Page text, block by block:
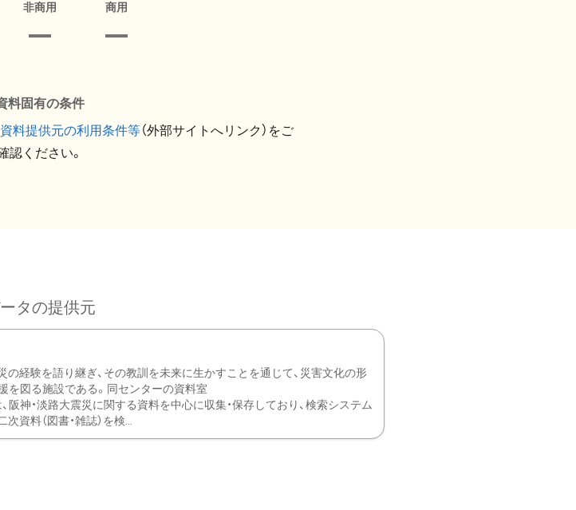
非商用 商用
料固有の条件
資料提供元の利用条件等（外部サイトへリンク）をご
認ください。
タの提供元
の経験を語り継ぎ、その教訓を未来に生かすことを通じて、災害文化の形
を図る施設である。同センターの資料室
神・淡路大震災に関する資料を中心に収集・保存しており、検索システム
資料（図書・雑誌）を検...